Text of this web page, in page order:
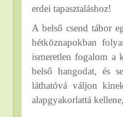
erdei tapasztaláshoz!
A belső csend tábor
hétköznapokban
ismeretlen fogalom a
belső hangodat, és
láthatóvá váljon
alapgyakorlattá